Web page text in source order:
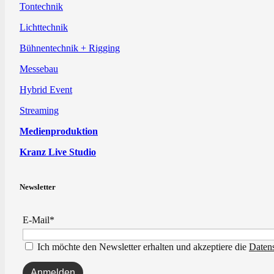
Tontechnik
Lichttechnik
Bühnentechnik + Rigging
Messebau
Hybrid Event
Streaming
Medienproduktion
Kranz Live Studio
Newsletter
E-Mail*
Ich möchte den Newsletter erhalten und akzeptiere die